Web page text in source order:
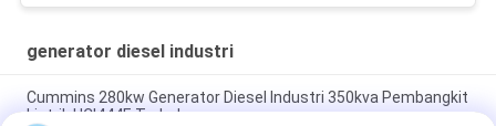
generator diesel industri
Cummins 280kw Generator Diesel Industri 350kva Pembangkit
Listrik HCI444E Terbuka